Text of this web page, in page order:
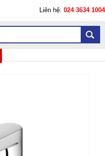
Liên hệ: 024 3634 1004